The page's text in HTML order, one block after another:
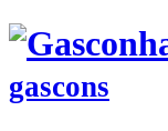
gascons